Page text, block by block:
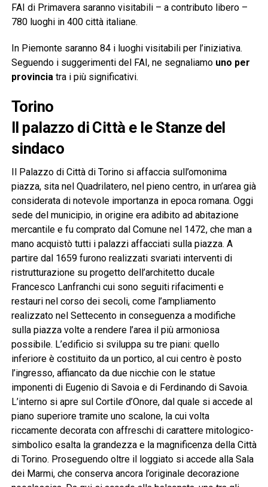
FAI di Primavera saranno visitabili – a contributo libero –
780 luoghi in 400 città italiane.
In Piemonte saranno 84 i luoghi visitabili per l’iniziativa.
Seguendo i suggerimenti del FAI, ne segnaliamo uno per
provinciatra i più significativi.
Torino
Il palazzo di Città e le Stanze del
sindaco
Il Palazzo di Città di Torino si affaccia sull’omonima
piazza, sita nel Quadrilatero, nel pieno centro, in un’area già
considerata di notevole importanza in epoca romana. Oggi
sede del municipio, in origine era adibito ad abitazione
mercantile e fu comprato dal Comune nel 1472, che man a
mano acquistò tutti i palazzi affacciati sulla piazza. A
partire dal 1659 furono realizzati svariati interventi di
ristrutturazione su progetto dell’architetto ducale
Francesco Lanfranchi cui sono seguiti rifacimenti e
restauri nel corso dei secoli, come l’ampliamento
realizzato nel Settecento in conseguenza a modifiche
sulla piazza volte a rendere l’area il più armoniosa
possibile. L’edificio si sviluppa su tre piani: quello
inferiore è costituito da un portico, al cui centro è posto
l’ingresso, affiancato da due nicchie con le statue
imponenti di Eugenio di Savoia e di Ferdinando di Savoia.
L’interno si apre sul Cortile d’Onore, dal quale si accede al
piano superiore tramite uno scalone, la cui volta
riccamente decorata con affreschi di carattere mitologico-
simbolico esalta la grandezza e la magnificenza della Città
di Torino. Proseguendo oltre il loggiato si accede alla Sala
dei Marmi, che conserva ancora l’originale decorazione